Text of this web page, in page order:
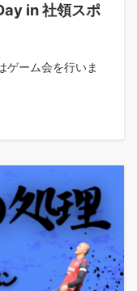
in 社領スポ
ゲーム会を行いま